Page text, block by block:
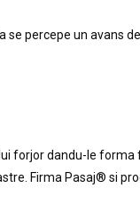
percepe un avans
forjor dandu-le forma
Firma Pasaj® si